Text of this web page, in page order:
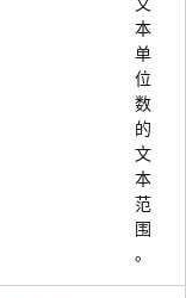
本
单
位
数
的
文
本
范
围
。